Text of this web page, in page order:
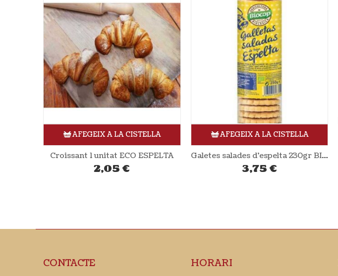
AFEGEIX A LA CISTELLA
3,75 €
AFEGEIX A LA CISTELLA
Pa de fajol i arròs 500 gr ECO ESPELTA
5,45€
CONTACTE HORARI